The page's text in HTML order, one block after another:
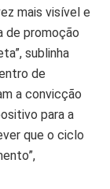
mais visível e
de promoção
sublinha
de
a convicção
para a
que o ciclo